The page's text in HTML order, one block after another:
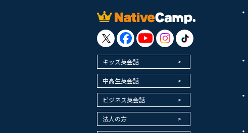
キッズ英会話
中高生英会話
ビジネス英会話
法人の方